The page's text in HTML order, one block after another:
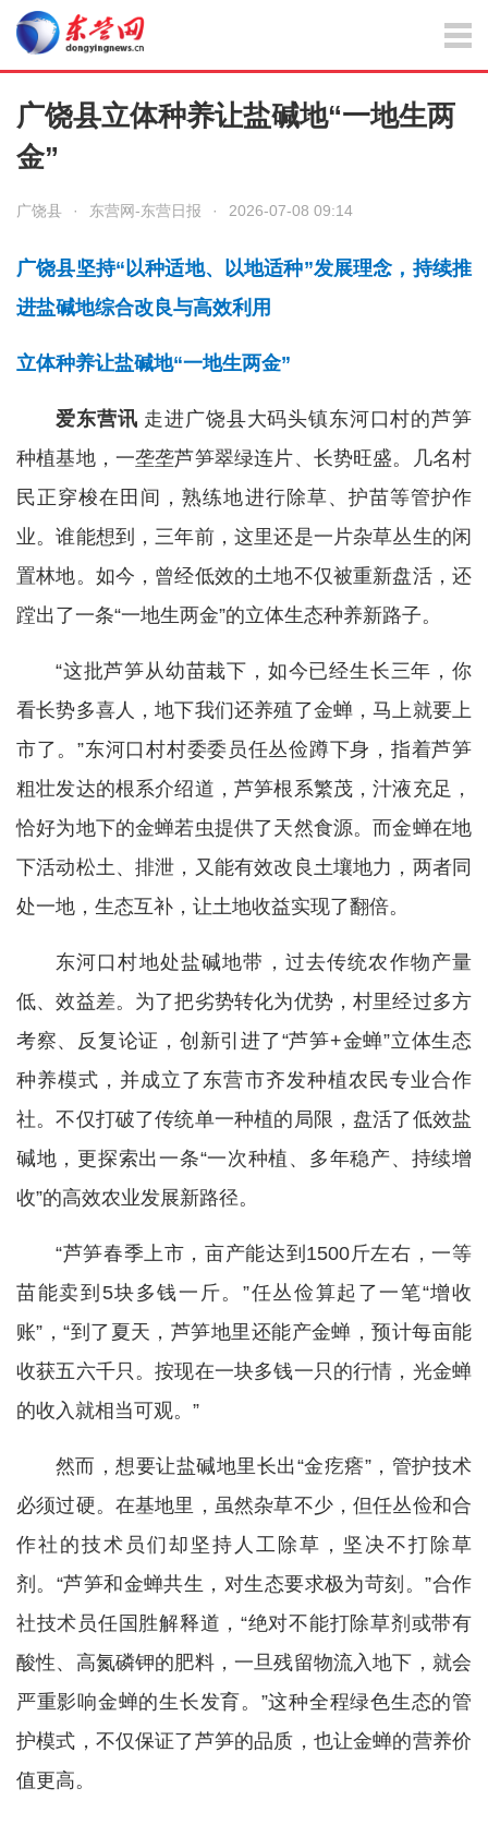
广饶县立体种养让盐碱地“一地生两
金”
广饶县 · 东营网-东营日报 · 2026-07-08 09:14
广饶县坚持“以种适地、以地适种”发展理念，持续推
进盐碱地综合改良与高效利用
立体种养让盐碱地“一地生两金”
爱东营讯 走进广饶县大码头镇东河口村的芦笋
种植基地，一垄垄芦笋翠绿连片、长势旺盛。几名村
民正穿梭在田间，熟练地进行除草、护苗等管护作
业。谁能想到，三年前，这里还是一片杂草丛生的闲
置林地。如今，曾经低效的土地不仅被重新盘活，还
蹚出了一条“一地生两金”的立体生态种养新路子。
“这批芦笋从幼苗栽下，如今已经生长三年，你
看长势多喜人，地下我们还养殖了金蝉，马上就要上
市了。”东河口村村委委员任丛俭蹲下身，指着芦笋
粗壮发达的根系介绍道，芦笋根系繁茂，汁液充足，
恰好为地下的金蝉若虫提供了天然食源。而金蝉在地
下活动松土、排泄，又能有效改良土壤地力，两者同
处一地，生态互补，让土地收益实现了翻倍。
东河口村地处盐碱地带，过去传统农作物产量
低、效益差。为了把劣势转化为优势，村里经过多方
考察、反复论证，创新引进了“芦笋+金蝉”立体生态
种养模式，并成立了东营市齐发种植农民专业合作
社。不仅打破了传统单一种植的局限，盘活了低效盐
碱地，更探索出一条“一次种植、多年稳产、持续增
收”的高效农业发展新路径。
“芦笋春季上市，亩产能达到1500斤左右，一等
苗能卖到5块多钱一斤。”任丛俭算起了一笔“增收
账”，“到了夏天，芦笋地里还能产金蝉，预计每亩能
收获五六千只。按现在一块多钱一只的行情，光金蝉
的收入就相当可观。”
然而，想要让盐碱地里长出“金疙瘩”，管护技术
必须过硬。在基地里，虽然杂草不少，但任丛俭和合
作社的技术员们却坚持人工除草，坚决不打除草
剂。“芦笋和金蝉共生，对生态要求极为苛刻。”合作
社技术员任国胜解释道，“绝对不能打除草剂或带有
酸性、高氮磷钾的肥料，一旦残留物流入地下，就会
严重影响金蝉的生长发育。”这种全程绿色生态的管
护模式，不仅保证了芦笋的品质，也让金蝉的营养价
值更高。